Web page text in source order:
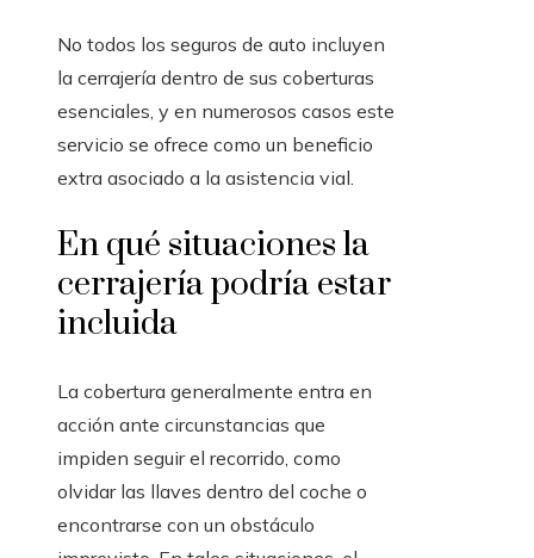
No todos los seguros de auto incluyen
la cerrajería dentro de sus coberturas
esenciales, y en numerosos casos este
servicio se ofrece como un beneficio
extra asociado a la asistencia vial.
En qué situaciones la
cerrajería podría estar
incluida
La cobertura generalmente entra en
acción ante circunstancias que
impiden seguir el recorrido, como
olvidar las llaves dentro del coche o
encontrarse con un obstáculo